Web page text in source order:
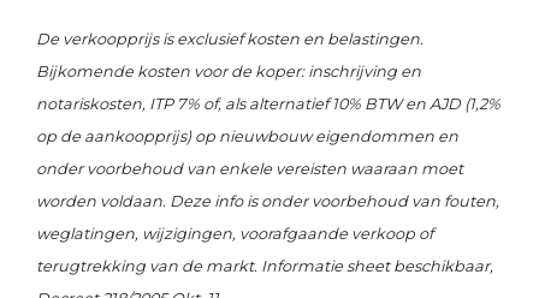
De verkoopprijs is exclusief kosten en belastingen.
Bijkomende kosten voor de koper: inschrijving en
notariskosten, ITP 7% of, als alternatief 10% BTW en AJD (1,2%
op de aankoopprijs) op nieuwbouw eigendommen en
onder voorbehoud van enkele vereisten waaraan moet
worden voldaan. Deze info is onder voorbehoud van fouten,
weglatingen, wijzigingen, voorafgaande verkoop of
terugtrekking van de markt. Informatie sheet beschikbaar,